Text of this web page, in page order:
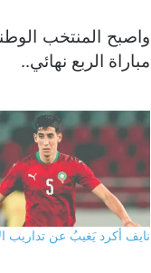
واصبح المنتخب
مباراة الربع نهائي..
نايف أكرد يَغيبُ عن تداريب